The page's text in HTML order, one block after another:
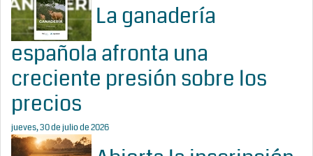
La ganadería
española afronta una
creciente presión sobre los
precios
jueves, 30 de julio de 2026